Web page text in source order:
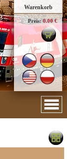
Warenkorb
Preis: 0.00 €